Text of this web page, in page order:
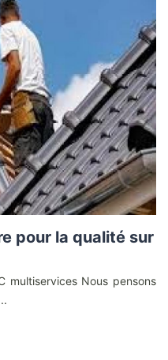
pour la qualité sur
multiservices Nous pensons